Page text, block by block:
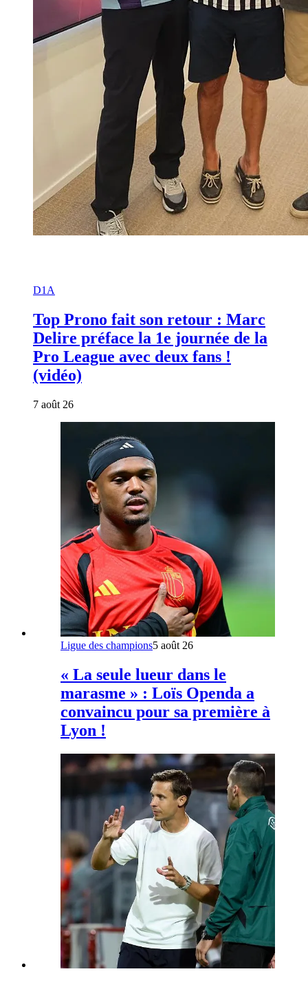
D1A
Top Prono fait son retour : Marc
Delire préface la 1e journée de la
Pro League avec deux fans !
(vidéo)
7 août 26
Ligue des champions5 août 26
« La seule lueur dans le
marasme » : Loïs Openda a
convaincu pour sa première à
Lyon !